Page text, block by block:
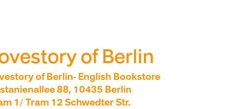
of Berlin
of Berlin- English Bookstore
88, 10435 Berlin
1/ Tram 12 Schwedter Str.